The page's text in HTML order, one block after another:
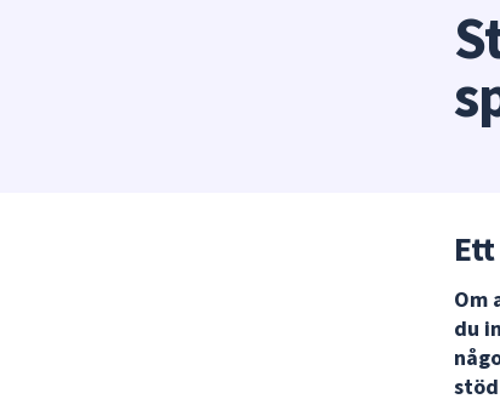
piltangenterna
Om
du